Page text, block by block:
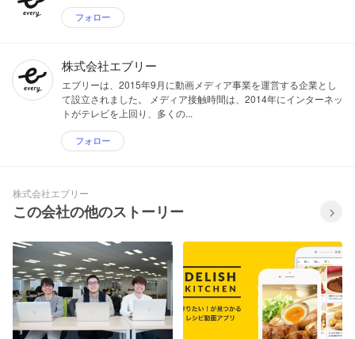
フォロー
株式会社エブリー
エブリーは、2015年9月に動画メディア事業を運営する企業とし
て設立されました。 メディア接触時間は、2014年にインターネッ
トがテレビを上回り、多くの...
フォロー
株式会社エブリー
この会社の他のストーリー